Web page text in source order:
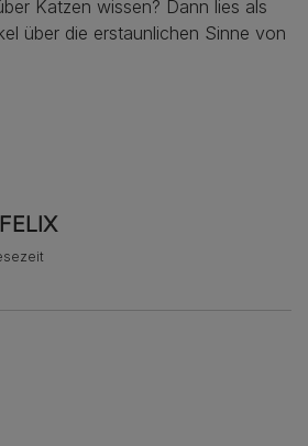
Katzen wissen? Dann lies als
über die erstaunlichen Sinne von